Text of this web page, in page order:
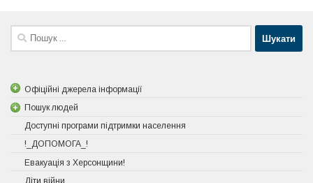
Пошук:
Офіційні джерела інформації
Пошук людей
Доступні програми підтримки населення
!_ДОПОМОГА_!
Евакуація з Херсонщини!
Діти війни